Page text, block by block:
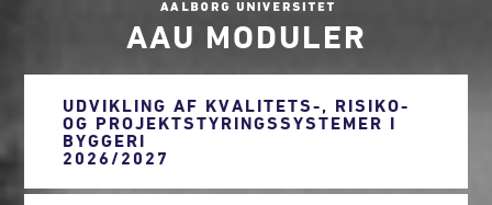
AAU MODULER
UDVIKLING AF KVALITETS-, RISIKO-
OG PROJEKTSTYRINGSSYSTEMER I
BYGGERI
2026/2027